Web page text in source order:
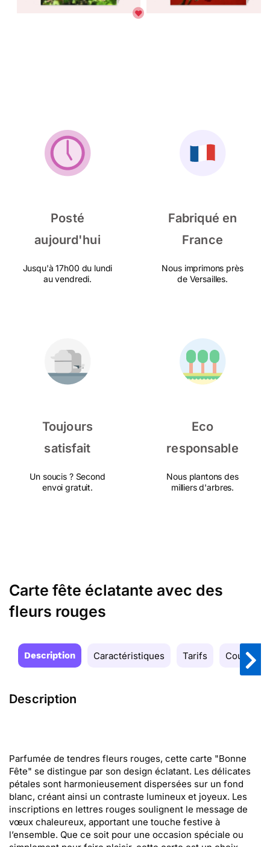
Posté
aujourd'hui
Jusqu'à 17h00 du lundi
au vendredi.
Fabriqué en
France
Nous imprimons près
de Versailles.
Toujours
satisfait
Un soucis ? Second
envoi gratuit.
Eco
responsable
Nous plantons des
milliers d'arbres.
Carte fête éclatante avec des
fleurs rouges
Description Caractéristiques Tarifs Couleurs
Description
Parfumée de tendres fleurs rouges, cette carte "Bonne
Fête" se distingue par son design éclatant. Les délicates
pétales sont harmonieusement dispersées sur un fond
blanc, créant ainsi un contraste lumineux et joyeux. Les
inscriptions en lettres rouges soulignent le message de
vœux chaleureux, apportant une touche festive à
l’ensemble. Que ce soit pour une occasion spéciale ou